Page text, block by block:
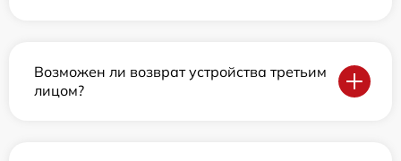
Возможен ли возврат устройства третьим
лицом?